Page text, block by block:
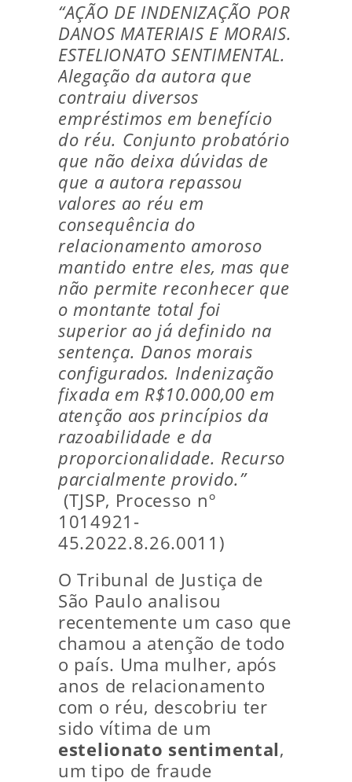
“AÇÃO DE INDENIZAÇÃO POR
DANOS MATERIAIS E MORAIS.
ESTELIONATO SENTIMENTAL.
Alegação da autora que
contraiu diversos
empréstimos em benefício
do réu. Conjunto probatório
que não deixa dúvidas de
que a autora repassou
valores ao réu em
consequência do
relacionamento amoroso
mantido entre eles, mas que
não permite reconhecer que
o montante total foi
superior ao já definido na
sentença. Danos morais
configurados. Indenização
fixada em R$10.000,00 em
atenção aos princípios da
razoabilidade e da
proporcionalidade. Recurso
parcialmente provido.”
(TJSP, Processo nº
1014921-
45.2022.8.26.0011)
O Tribunal de Justiça de
São Paulo analisou
recentemente um caso que
chamou a atenção de todo
o país. Uma mulher, após
anos de relacionamento
com o réu, descobriu ter
sido vítima de um
estelionato sentimental,
um tipo de fraude